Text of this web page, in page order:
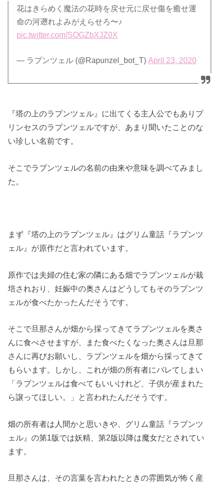
花はきらめく魔法の花時を戻せ元に戻せ傷を癒せ運
命の河遡れよみがえらせろ〜♪
pic.twitter.com/SOGZbXJZ0X
— ラプンツェル (@Rapunzel_bot_T)April 23, 2020
『塔の上のラプンツェル』に出てくる主人公でもありプ
リンセスのラプンツェルですが、あまり聞いたことのな
い珍しい名前です。
そこでラプンツェルの名前の由来や意味を調べてみまし
た。
まず『塔の上のラプンツェル』はグリム童話『ラプンツ
ェル』が原作だと言われています。
原作では夫婦の住む家の隣にある畑でラプンツェルが栽
培されおり、妊娠中の奥さんはどうしてもそのラプンツ
ェルが食べたかったんだそうです。
そこで旦那さんが畑から採ってきてラプンツェルを奥さ
んに食べさせますが、また食べたくなった奥さんは旦那
さんに再びお願いし、ラプンツェルを畑から採ってきて
もらいます。しかし、これが畑の所有者にバレてしまい
「ラプンツェルは食べてもいいけれど、子供が産まれた
ら譲ってほしい。」と言われたんだそうです。
畑の所有者は人間かと思いきや、グリム童話『ラプンツ
ェル』の第1版では妖精、第2版以降は魔女だとされてい
ます。
旦那さんは、その言葉を言われたときの雰囲気が怖く産